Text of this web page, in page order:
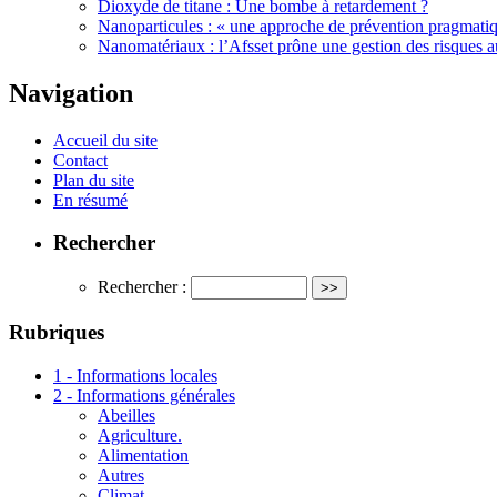
Dioxyde de titane : Une bombe à retardement ?
Nanoparticules : « une approche de prévention
Nanomatériaux : l’Afsset prône une gestion des risques
Navigation
Accueil du site
Contact
Plan du site
En résumé
Rechercher
Rechercher :
Rubriques
1 - Informations locales
2 - Informations générales
Abeilles
Agriculture.
Alimentation
Autres